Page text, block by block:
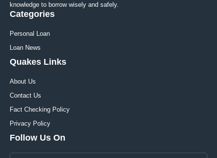
knowledge to borrow wisely and safely.
Categories
Personal Loan
Loan News
Quakes Links
About Us
Contact Us
Fact Checking Policy
Privacy Policy
Follow Us On